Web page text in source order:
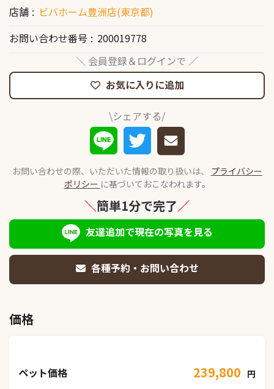
店舗
ビバホーム豊洲店(東京都)
お問い合わせ番号
200019778
＼ 会員登録＆ログインで ／
お気に入りに追加
\シェアする/
お問い合わせの際、いただいた情報の取り扱いは、 プライバシー
ポリシー に基づいておこなわれます。
＼簡単1分で完了／
友達追加で現在の写真を見る
各種予約・お問い合わせ
価格
ペット価格 239,800 円